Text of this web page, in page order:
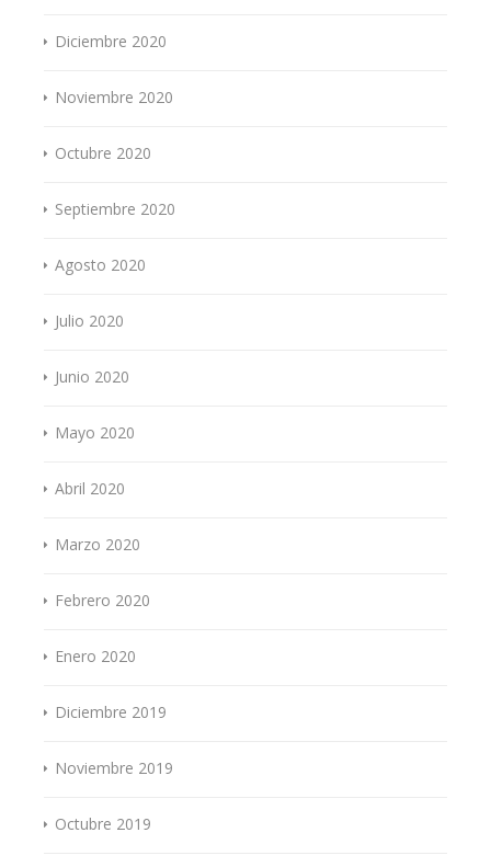
Diciembre 2020
Noviembre 2020
Octubre 2020
Septiembre 2020
Agosto 2020
Julio 2020
Junio 2020
Mayo 2020
Abril 2020
Marzo 2020
Febrero 2020
Enero 2020
Diciembre 2019
Noviembre 2019
Octubre 2019